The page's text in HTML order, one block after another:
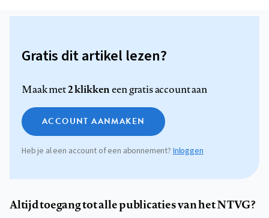
Gratis dit artikel lezen?
Maak met2 klikkeneen gratis account aan
ACCOUNT AANMAKEN
Heb je al een account of een abonnement?Inloggen
Altijd toegang tot alle publicaties van het NTVG?